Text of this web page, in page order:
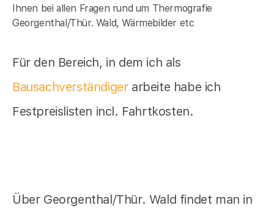
Ihnen bei allen Fragen rund um Thermografie
Georgenthal/Thür. Wald, Wärmebilder etc
Für den Bereich, in dem ich als
Bausachverständigerarbeite habe ich
Festpreislisten incl. Fahrtkosten.
Über Georgenthal/Thür. Wald findet man in